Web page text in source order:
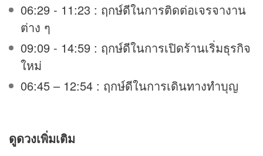
06:29 - 11:23 : ฤกษ์ดีในการติดต่อเจรจางาน
ต่าง ๆ
09:09 - 14:59 : ฤกษ์ดีในการเปิดร้านเริ่มธุรกิจ
ใหม่
06:45 – 12:54 : ฤกษ์ดีในการเดินทางทำบุญ
ดูดวงเพิ่มเติม